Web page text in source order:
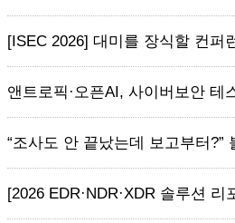
[ISEC 2026] 대미를 장식할 컨퍼
앤트로픽·오픈AI, 사이버보안 테
“조사도 안 끝났는데 보고부터?”
[2026 EDR·NDR·XDR 솔루션 리